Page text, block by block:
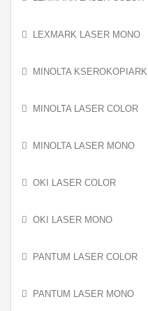
LEXMARK LASER MONO
MINOLTA KSEROKOPIARKI
MINOLTA LASER COLOR
MINOLTA LASER MONO
OKI LASER COLOR
OKI LASER MONO
PANTUM LASER COLOR
PANTUM LASER MONO